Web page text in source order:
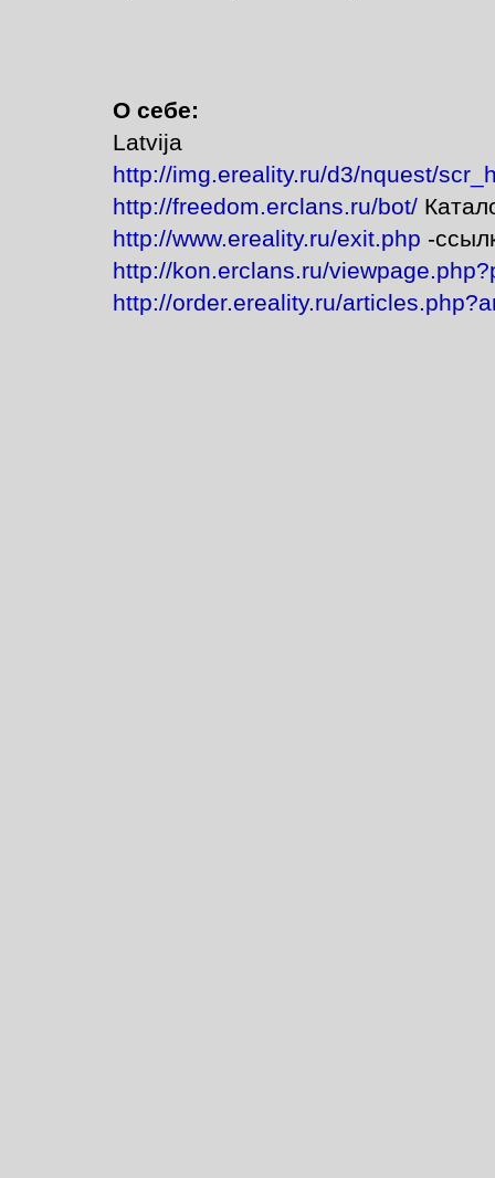
О себе:
Latvija
http://img.ereality.ru/d3/nquest/
http://freedom.erclans.ru/bot/
http://www.ereality.ru/exit.php -
http://kon.erclans.ru/
http://order.ereality.ru/